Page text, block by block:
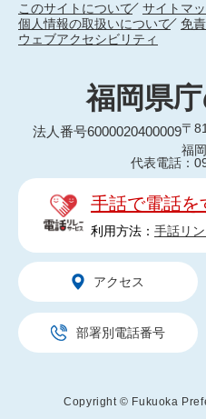
このサイトについて
サイトマ
個人情報の取扱いについて
免
ウェブアクセシビリティ
福岡県
法人番号6000020400009〒
福
代表電話：
手話で電話を
利用方法： 手話リ
アクセス
部署別電話番号
Copyright © Fukuoka